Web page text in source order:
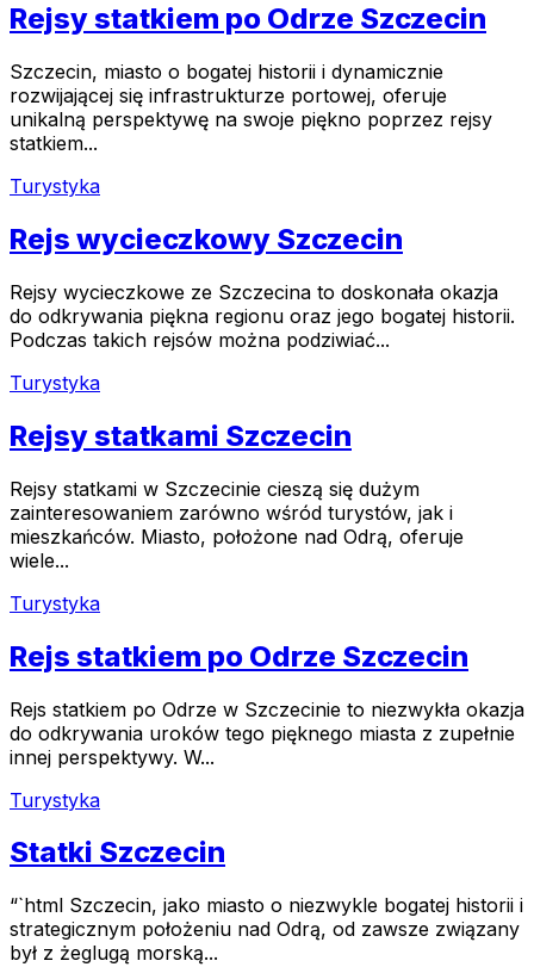
Rejsy statkiem po Odrze Szczecin
Szczecin, miasto o bogatej historii i dynamicznie
rozwijającej się infrastrukturze portowej, oferuje
unikalną perspektywę na swoje piękno poprzez rejsy
statkiem...
Turystyka
Rejs wycieczkowy Szczecin
Rejsy wycieczkowe ze Szczecina to doskonała okazja
do odkrywania piękna regionu oraz jego bogatej historii.
Podczas takich rejsów można podziwiać...
Turystyka
Rejsy statkami Szczecin
Rejsy statkami w Szczecinie cieszą się dużym
zainteresowaniem zarówno wśród turystów, jak i
mieszkańców. Miasto, położone nad Odrą, oferuje
wiele...
Turystyka
Rejs statkiem po Odrze Szczecin
Rejs statkiem po Odrze w Szczecinie to niezwykła okazja
do odkrywania uroków tego pięknego miasta z zupełnie
innej perspektywy. W...
Turystyka
Statki Szczecin
“`html Szczecin, jako miasto o niezwykle bogatej historii i
strategicznym położeniu nad Odrą, od zawsze związany
był z żeglugą morską...